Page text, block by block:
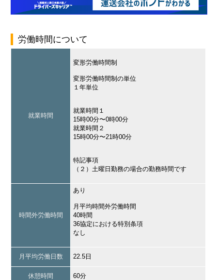
労働時間について
就業時間
変形労働時間制
変形労働時間制の単位
１年単位
就業時間１
15時00分〜0時00分
就業時間２
15時00分〜21時00分
特記事項
（２）土曜日勤務の場合の勤務時間です
時間外労働時間
あり
月平均時間外労働時間
40時間
36協定における特別条項
なし
月平均労働日数 22.5日
休憩時間 60分